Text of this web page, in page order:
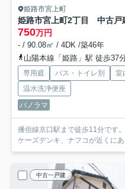
姫路市宮上町
姫路市宮上町2丁目 中古戸
750万円
- / 90.08㎡ / 4DK /築46年
山陽本線「姫路」駅 徒歩37
専用庭 バス・トイレ別 室
温水洗浄便座
パノラマ
播但線京口駅まで徒歩11分です
ケーズデンキ、ナフコが近くに
中古一戸建